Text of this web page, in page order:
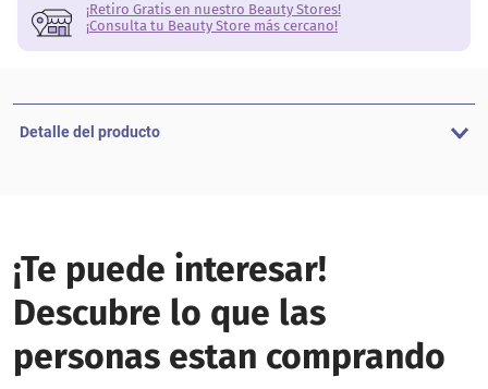
¡Retiro Gratis en nuestro Beauty Stores!
¡Consulta tu Beauty Store más cercano!
Detalle del producto
¡Te puede interesar!
Descubre lo que las
personas estan comprando